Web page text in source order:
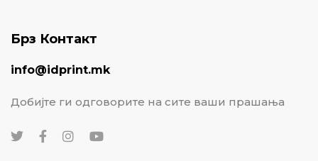
Брз Контакт
info@idprint.mk
Добијте ги одговорите на сите ваши прашања